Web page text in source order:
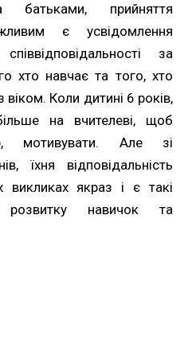
прийняття
є усвідомлення
за
хто навчає та того, хто
Коли дитині 6 років,
на вчителеві, щоб
мотивувати. Але зі
їхня відповідальність
якраз і є такі
навичок та